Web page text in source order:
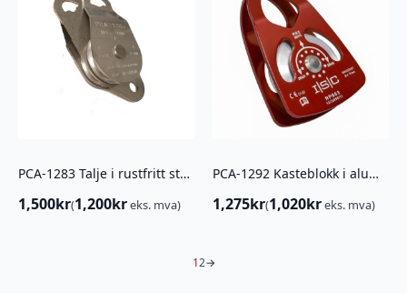
PCA-1283 Talje i rustfritt stål. Dobbel
1,500kr(1,200kreks. mva)
PCA-1292 Kasteblokk i aluminium
1,275kr(1,020kreks. mva)
12→